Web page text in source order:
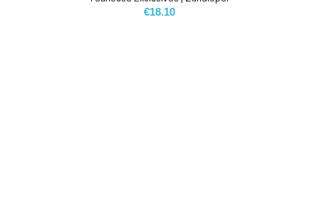
€18.10